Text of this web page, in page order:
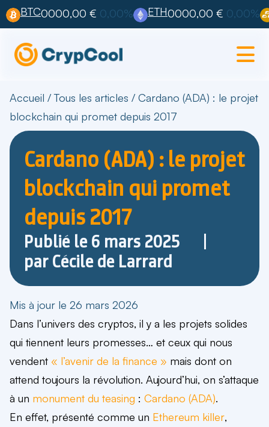
BTC0000,00 € 0,00% ETH0000,00 € 0,00%
Accueil /Tous les articles / Cardano (ADA) : le projet
blockchain qui promet depuis 2017
Cardano (ADA) : le projet
blockchain qui promet
depuis 2017
Publié le6 mars 2025
parCécile de Larrard
Mis à jour le 26 mars 2026
Dans l’univers des cryptos, il y a les projets solides
qui tiennent leurs promesses… et ceux qui nous
vendent « l’avenir de la finance » mais dont on
attend toujours la révolution. Aujourd’hui, on s’attaque
à un monument du teasing : Cardano (ADA).
En effet, présenté comme un Ethereum killer,